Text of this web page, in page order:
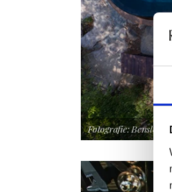
Fotografie: Bensley.